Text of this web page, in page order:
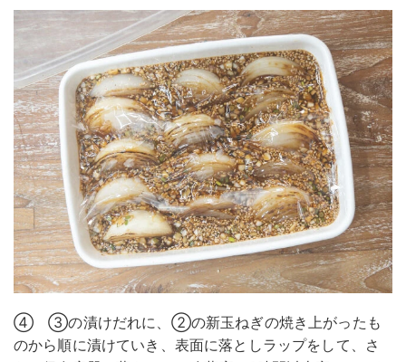
④ ③の漬けだれに、②の新玉ねぎの焼き上がったも
のから順に漬けていき、表面に落としラップをして、さ